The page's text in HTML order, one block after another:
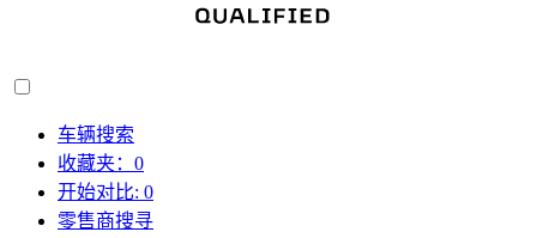
车辆搜索
收藏夹： 0
开始对比: 0
零售商搜寻